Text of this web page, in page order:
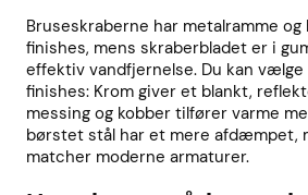
Bruseskraberne har metalramme og
finishes, mens skraberbladet er i
effektiv vandfjernelse. Du kan vælge
finishes: Krom giver et blankt,
messing og kobber tilfører varme
børstet stål har et mere afdæmpet,
matcher moderne armaturer.